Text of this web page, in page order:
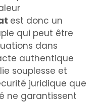
est donc un
qui peut être
dans
authentique
souplesse et
juridique que
ne garantissent